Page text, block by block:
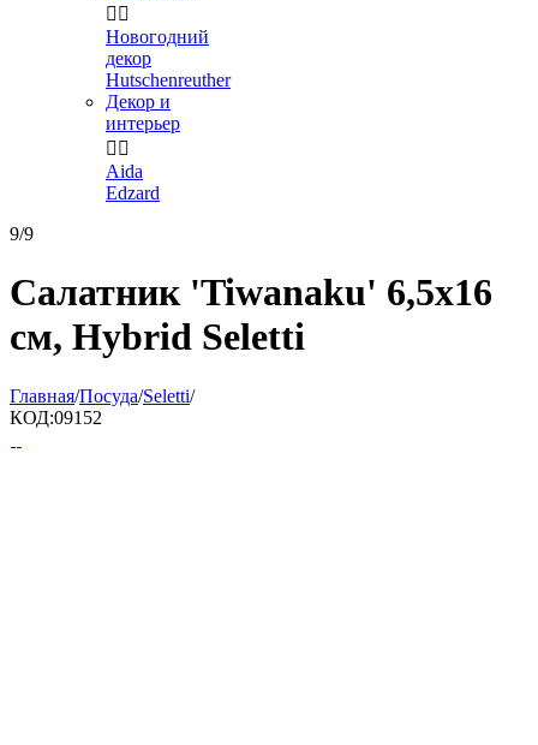
 
Новогодний
декор
Hutschenreuther
Декор и
интерьер
 
Aida
Edzard
9/9
Салатник 'Tiwanaku' 6,5x16
см, Hybrid Seletti
Главная/Посуда/Seletti/
КОД:09152